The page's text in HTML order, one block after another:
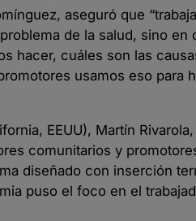
aseguró que
de la salud, sino en
hacer, cuáles son las
usamos eso para
EEUU), Martín
comunitarios y
diseñado con inserción
puso el foco en el